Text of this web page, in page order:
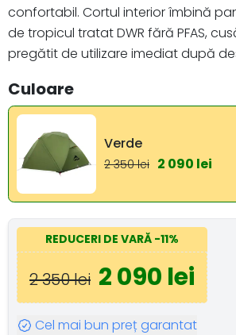
confortabil. Cortul interior îmbină
de tropicul tratat DWR fără PFAS,
pregătit de utilizare imediat după
Culoare
Verde
2 350 lei 2 090 lei
REDUCERI DE VARĂ -11%
2 350 lei 2 090 lei
Cel mai bun preț garantat